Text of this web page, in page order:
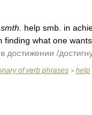
help smb. in
finding what one
достижении /
of verb phrases > help